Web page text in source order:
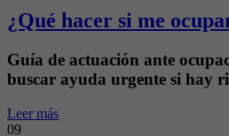
¿Qué hacer si me
Guía de actuación ante
buscar ayuda urgente si hay
Leer más
09